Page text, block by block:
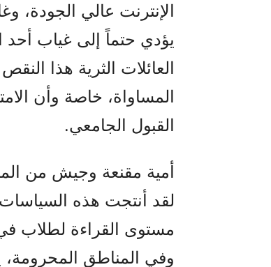
الإنترنت عالي الجودة،
يؤدي حتماً إلى غياب أحد
العائلات الثرية هذا
القبول الجامعي.
أمية مقنعة وجيش من
لقد أنتجت هذه السياسات
مستوى القراءة لطلاب